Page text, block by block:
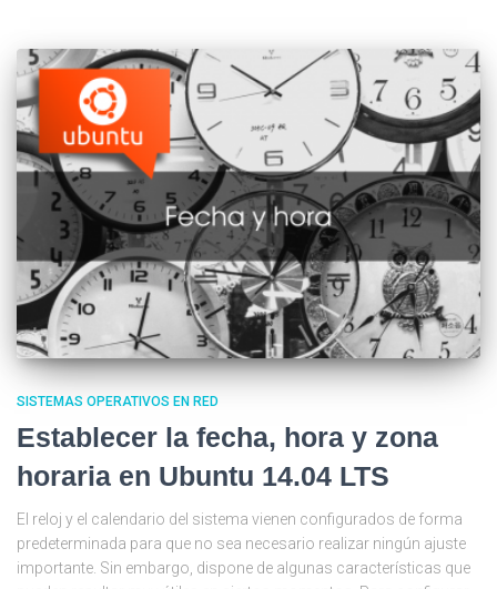
SISTEMAS OPERATIVOS EN RED
Establecer la fecha, hora y zona
horaria en Ubuntu 14.04 LTS
El reloj y el calendario del sistema vienen configurados de forma
predeterminada para que no sea necesario realizar ningún ajuste
importante. Sin embargo, dispone de algunas características que